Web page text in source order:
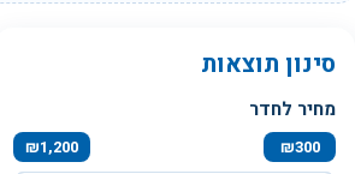
סינון תוצאות
מחיר לחדר
₪300
₪1,200